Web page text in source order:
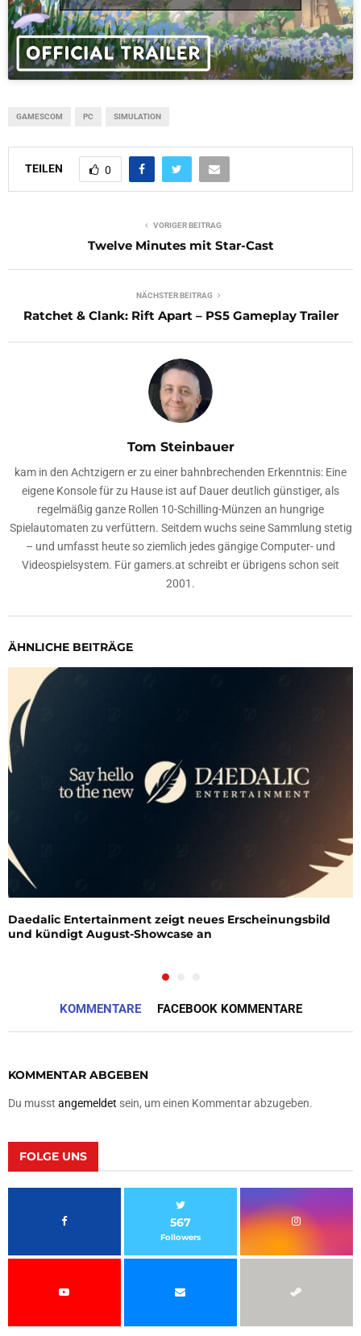
GAMESCOM PC SIMULATION
TEILEN 0
VORIGER BEITRAG
Twelve Minutes mit Star-Cast
NÄCHSTER BEITRAG
Ratchet & Clank: Rift Apart – PS5 Gameplay Trailer
Tom Steinbauer
kam in den Achtzigern er zu einer bahnbrechenden Erkenntnis: Eine
eigene Konsole für zu Hause ist auf Dauer deutlich günstiger, als
regelmäßig ganze Rollen 10-Schilling-Münzen an hungrige
Spielautomaten zu verfüttern. Seitdem wuchs seine Sammlung stetig
– und umfasst heute so ziemlich jedes gängige Computer- und
Videospielsystem. Für gamers.at schreibt er übrigens schon seit
2001.
ÄHNLICHE BEITRÄGE
Daedalic Entertainment zeigt neues Erscheinungsbild
und kündigt August-Showcase an
KOMMENTARE FACEBOOK KOMMENTARE
KOMMENTAR ABGEBEN
Du musst angemeldet sein, um einen Kommentar abzugeben.
FOLGE UNS
567
Followers